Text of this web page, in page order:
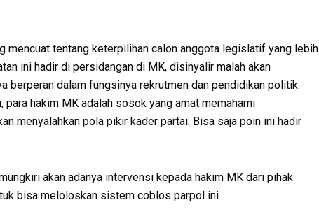
mencuat tentang keterpilihan calon anggota legislatif yang lebih
ini hadir di persidangan di MK, disinyalir malah akan
berperan dalam fungsinya rekrutmen dan pendidikan politik.
hakim MK adalah sosok yang amat memahami
menyalahkan pola pikir kader partai. Bisa saja poin ini hadir
akan adanya intervensi kepada hakim MK dari pihak
bisa meloloskan sistem coblos parpol ini.